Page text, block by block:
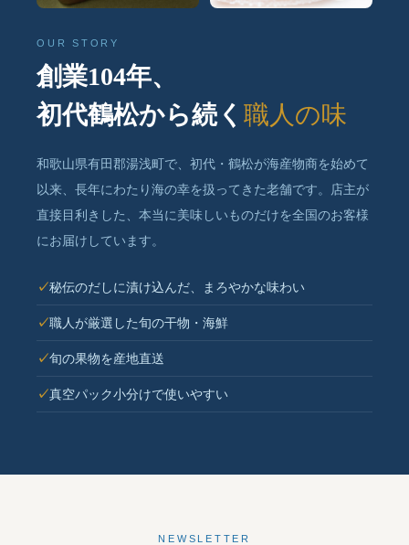
OUR STORY
創業104年、
初代鶴松から続く 職人の味
和歌山県有田郡湯浅町で、初代・鶴松が海産物商を始めて
以来、長年にわたり海の幸を扱ってきた老舗です。店主が
直接目利きした、本当に美味しいものだけを全国のお客様
にお届けしています。
秘伝のだしに漬け込んだ、まろやかな味わい
職人が厳選した旬の干物・海鮮
旬の果物を産地直送
真空パック小分けで使いやすい
NEWSLETTER